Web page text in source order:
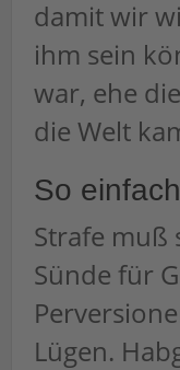
damit wir
ihm sein
war, ehe
die Welt
So
Strafe muß
Sünde für
Lügen.